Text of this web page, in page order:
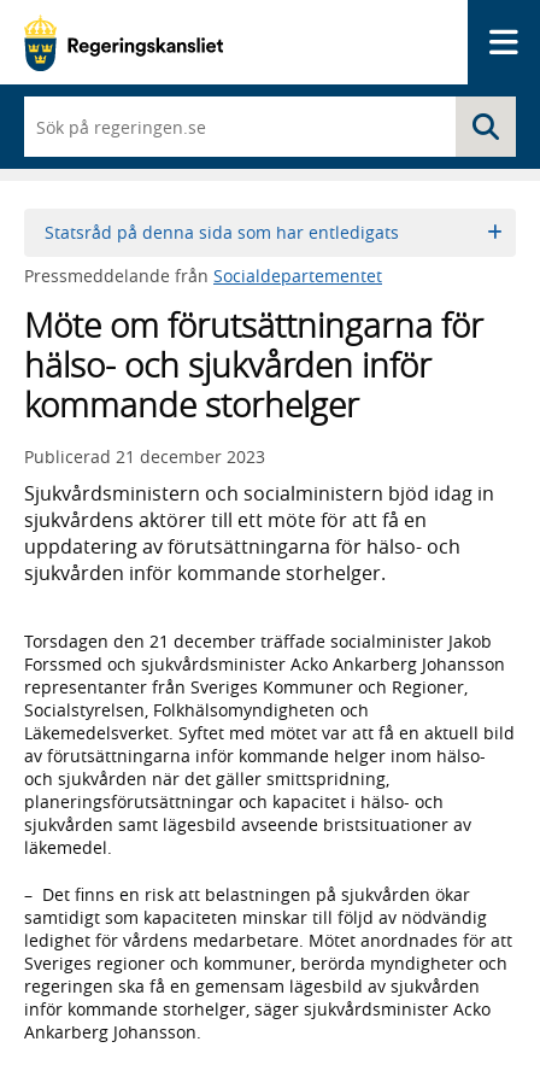
du
börjar
skriva
framträder
lista
med
sökförslag
Statsråd på denna sida som har entledigats
Pressmeddelande från Socialdepartementet
Möte om förutsättningarna för
hälso- och sjukvården inför
kommande storhelger
Publicerad 21 december 2023
Sjukvårdsministern och socialministern bjöd idag in
sjukvårdens aktörer till ett möte för att få en
uppdatering av förutsättningarna för hälso- och
sjukvården inför kommande storhelger.
Torsdagen den 21 december träffade socialminister Jakob
Forssmed och sjukvårdsminister Acko Ankarberg Johansson
representanter från Sveriges Kommuner och Regioner,
Socialstyrelsen, Folkhälsomyndigheten och
Läkemedelsverket. Syftet med mötet var att få en aktuell bild
av förutsättningarna inför kommande helger inom hälso-
och sjukvården när det gäller smittspridning,
planeringsförutsättningar och kapacitet i hälso- och
sjukvården samt lägesbild avseende bristsituationer av
läkemedel.
– Det finns en risk att belastningen på sjukvården ökar
samtidigt som kapaciteten minskar till följd av nödvändig
ledighet för vårdens medarbetare. Mötet anordnades för att
Sveriges regioner och kommuner, berörda myndigheter och
regeringen ska få en gemensam lägesbild av sjukvården
inför kommande storhelger, säger sjukvårdsminister Acko
Ankarberg Johansson.